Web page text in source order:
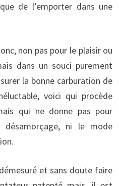
de l’emporter dans une
non pas pour le plaisir ou
dans un souci purement
la bonne carburation de
voici qui procède
qui ne donne pas pour
ni le mode
et sans doute faire